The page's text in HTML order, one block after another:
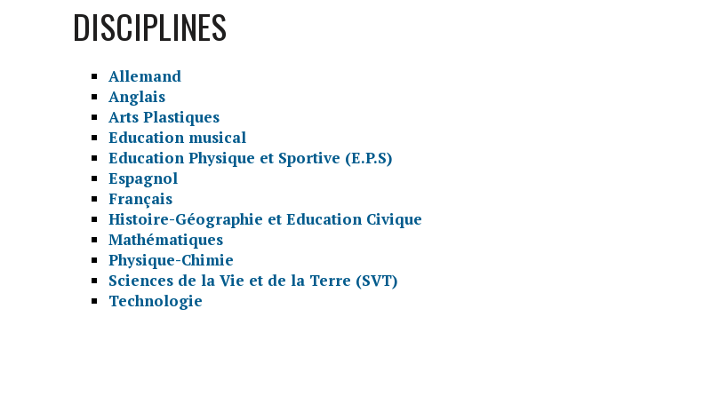
DISCIPLINES
Allemand
Anglais
Arts Plastiques
Education musical
Education Physique et Sportive (E.P.S)
Espagnol
Français
Histoire-Géographie et Education Civique
Mathématiques
Physique-Chimie
Sciences de la Vie et de la Terre (SVT)
Technologie